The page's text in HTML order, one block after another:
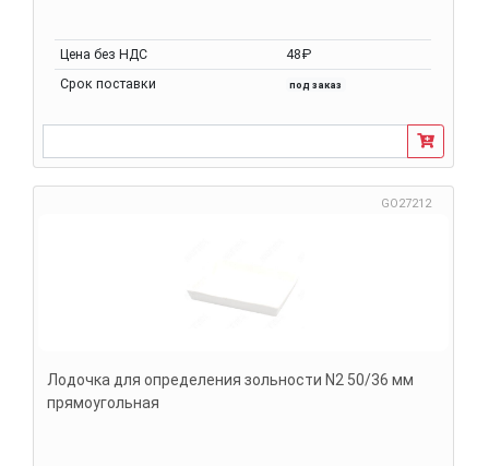
Цена без НДС
48₽
Срок поставки
под заказ
GO27212
Лодочка для определения зольности N2 50/36 мм
прямоугольная